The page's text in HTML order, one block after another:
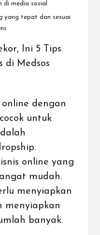
di media sosial
yang tepat dan sesuai
Ini 5 Tips
di Medsos
dengan
untuk
online yang
mudah.
menyiapkan
menyiapkan
banyak.